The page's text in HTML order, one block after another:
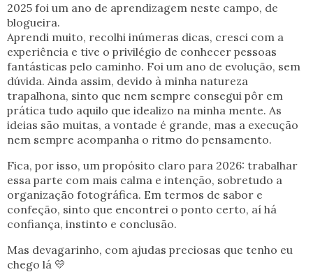
2025 foi um ano de aprendizagem neste campo, de
blogueira.
Aprendi muito, recolhi inúmeras dicas, cresci com a
experiência e tive o privilégio de conhecer pessoas
fantásticas pelo caminho. Foi um ano de evolução, sem
dúvida. Ainda assim, devido à minha natureza
trapalhona, sinto que nem sempre consegui pôr em
prática tudo aquilo que idealizo na minha mente. As
ideias são muitas, a vontade é grande, mas a execução
nem sempre acompanha o ritmo do pensamento.
Fica, por isso, um propósito claro para 2026: trabalhar
essa parte com mais calma e intenção, sobretudo a
organização fotográfica. Em termos de sabor e
confeção, sinto que encontrei o ponto certo, aí há
confiança, instinto e conclusão.
Mas devagarinho, com ajudas preciosas que tenho eu
chego lá 💛